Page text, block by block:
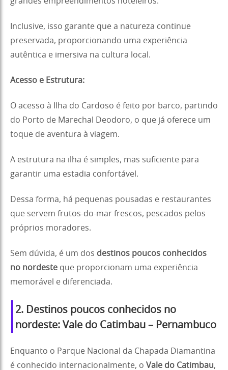
Inclusive, isso garante que a natureza continue
preservada, proporcionando uma experiência
autêntica e imersiva na cultura local.
Acesso e Estrutura:
O acesso à Ilha do Cardoso é feito por barco, partindo
do Porto de Marechal Deodoro, o que já oferece um
toque de aventura à viagem.
A estrutura na ilha é simples, mas suficiente para
garantir uma estadia confortável.
Dessa forma, há pequenas pousadas e restaurantes
que servem frutos-do-mar frescos, pescados pelos
próprios moradores.
Sem dúvida, é um dos destinos poucos conhecidos
no nordeste que proporcionam uma experiência
memorável e diferenciada.
2. Destinos poucos conhecidos no
nordeste: Vale do Catimbau – Pernambuco
Enquanto o Parque Nacional da Chapada Diamantina
é conhecido internacionalmente, o Vale do Catimbau,